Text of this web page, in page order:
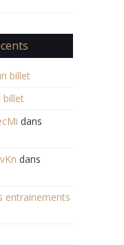
billet
billet
dans
dans
entrainements